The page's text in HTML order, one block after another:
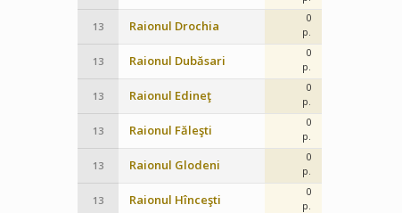
13 Raionul Drochia
0
p.
13 Raionul Dubăsari
0
p.
13 Raionul Edineţ
0
p.
13 Raionul Făleşti
0
p.
13 Raionul Glodeni
0
p.
13 Raionul Hînceşti
0
p.